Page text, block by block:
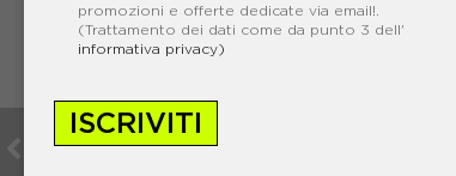
promozioni e offerte dedicate via email!.
(Trattamento dei dati come da punto 3 dell'
informativa privacy)
ISCRIVITI